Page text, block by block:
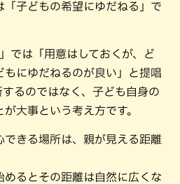
子どもの希望にゆだねる」で
では「用意はしておくが、ど
もにゆだねるのが良い」と提唱
するのではなく、子ども自身の
大事という考え方です。
できる場所は、親が見える距離
めるとその距離は自然に広くな